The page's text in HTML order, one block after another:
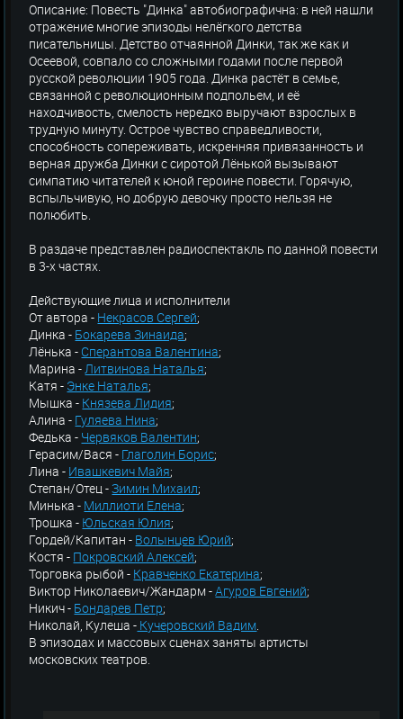
Описание: Повесть "Динка" автобиографична: в ней нашли
отражение многие эпизоды нелёгкого детства
писательницы. Детство отчаянной Динки, так же как и
Осеевой, совпало со сложными годами после первой
русской революции 1905 года. Динка растёт в семье,
связанной с революционным подпольем, и её
находчивость, смелость нередко выручают взрослых в
трудную минуту. Острое чувство справедливости,
способность сопереживать, искренняя привязанность и
верная дружба Динки с сиротой Лёнькой вызывают
симпатию читателей к юной героине повести. Горячую,
вспыльчивую, но добрую девочку просто нельзя не
полюбить.
В раздаче представлен радиоспектакль по данной повести
в 3-х частях.
Действующие лица и исполнители
От автора - Некрасов Сергей;
Динка - Бокарева Зинаида;
Лёнька - Сперантова Валентина;
Марина -Литвинова Наталья;
Катя - Энке Наталья;
Мышка - Князева Лидия;
Алина - Гуляева Нина;
Федька - Червяков Валентин;
Герасим/Вася - Глаголин Борис;
Лина - Ивашкевич Майя;
Степан/Отец -Зимин Михаил;
Минька - Миллиоти Елена;
Трошка - Юльская Юлия;
Гордей/Капитан - Волынцев Юрий;
Костя - Покровский Алексей;
Торговка рыбой - Кравченко Екатерина;
Виктор Николаевич/Жандарм -Агуров Евгений;
Никич - Бондарев Петр;
Николай, Кулеша - Кучеровский Вадим.
В эпизодах и массовых сценах заняты артисты
московских театров.